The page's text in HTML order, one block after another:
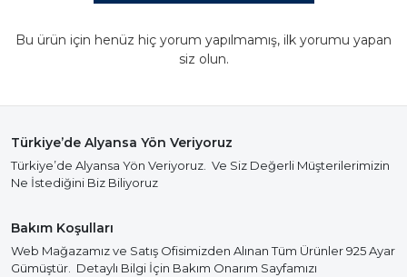
Bu ürün için henüz hiç yorum yapılmamış, ilk yorumu yapan
siz olun.
Türkiye’de Alyansa Yön Veriyoruz
Türkiye’de Alyansa Yön Veriyoruz. Ve Siz Değerli Müşterilerimizin
Ne İstediğini Biz Biliyoruz
Bakım Koşulları
Web Mağazamız ve Satış Ofisimizden Alınan Tüm Ürünler 925 Ayar
Gümüştür. Detaylı Bilgi İçin Bakım Onarım Sayfamızı